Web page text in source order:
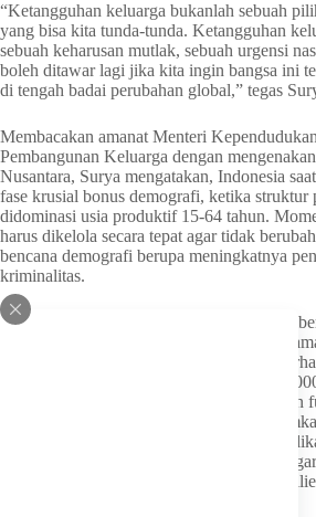
“Ketangguhan keluarga bukanlah sebuah
yang bisa kita tunda-tunda. Ketangguhan
sebuah keharusan mutlak, sebuah urgensi
boleh ditawar lagi jika kita ingin bangsa ini
di tengah badai perubahan global,” tegas
Membacakan amanat Menteri
Pembangunan Keluarga dengan
Nusantara, Surya mengatakan, Indonesia
fase krusial bonus demografi, ketika struktur
didominasi usia produktif 15-64 tahun.
harus dikelola secara tepat agar tidak
bencana demografi berupa meningkatnya
kriminalitas.
Untuk mewujudkan lompatan kualitas
(SDM), Surya menyampaikan tiga pilar
keluarga. Pertama, menuntaskan perang
melalui pemenuhan gizi seimbang sejak
Kehidupan (HPK). Kedua, mengembalikan
sebagai madrasah pertama dalam
integritas, dan kedisiplinan. Ketiga,
sebagai pelabuhan emosional yang stabil
tumbuh menjadi pribadi yang tangguh